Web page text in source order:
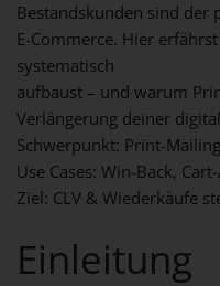
Bestandskunden sind der
E-Commerce. Hier
systematisch
aufbaust – und warum
Verlängerung deiner
Schwerpunkt: Print-
Use Cases: Win-Back,
Ziel: CLV & Wiederkäufe
Einleitung